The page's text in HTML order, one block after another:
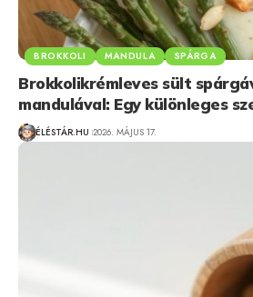
BROKKOLI MANDULA SPÁRGA
Brokkolikrémleves sült
mandulával: Egy különleges
ÉLÉSTÁR.HU 2026. MÁJUS 17.